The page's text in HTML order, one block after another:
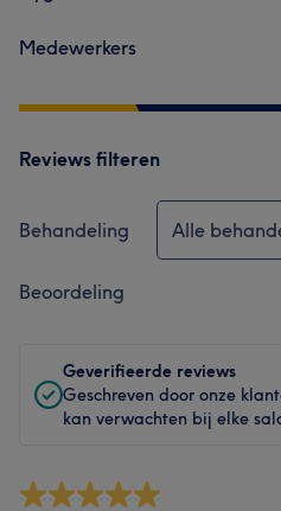
Medewerkers
Reviews filteren
Behandeling Alle
Beoordeling
Geverifieerde reviews
Geschreven door onze
kan verwachten bij elke